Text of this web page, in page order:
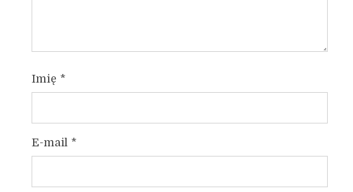
Imię *
E-mail *